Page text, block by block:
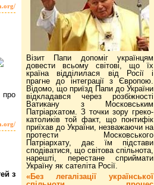
про
з
Візит Папи допоміг українцям
довести всьому світові, що їх
країна відділилася від Росії і
прагне до інтеграції з Європою.
Відомо, що приїзд Папи до України
відкладався через розбіжності
Ватикану з Московським
Патріархатом. З точки зору греко-
католиків той факт, що понтифік
приїхав до України, незважаючи на
протести Московського
Патріархату, дає їм підстави
сподіватися, що світова спільнота,
нарешті, перестане сприймати
Україну як сателіта Росії.
«Без легалізації української